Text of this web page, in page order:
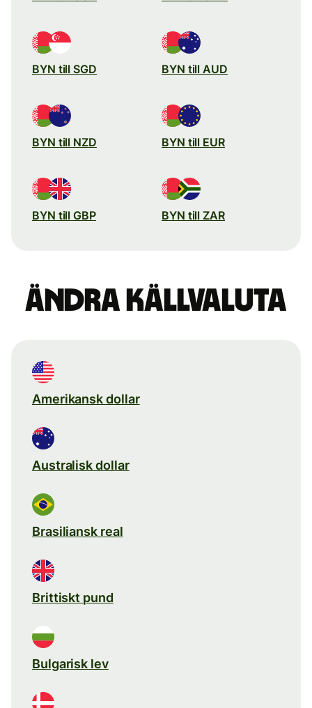
BYN till SGD BYN till AUD
BYN till NZD BYN till EUR
BYN till GBP BYN till ZAR
Ändra källvaluta
Amerikansk dollar
Australisk dollar
Brasiliansk real
Brittiskt pund
Bulgarisk lev